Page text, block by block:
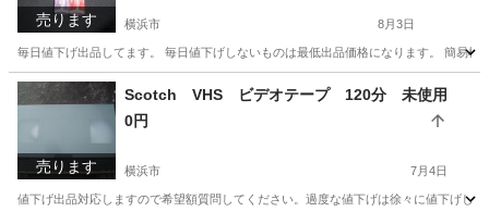
売ります 横浜市 8月3日
毎日値下げ出品してます。 毎日値下げしないものは最低出品価格になります。 簡易
神奈川 横浜市
売ります
Scotch VHS ビデオテープ 120分 未使用
0円
横浜市 7月4日
値下げ出品対応しますので希望額質問してください。過度な値下げは徐々に値下げし